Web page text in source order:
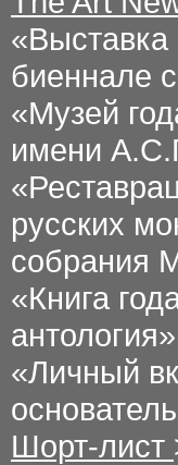
биеннале
«Музей
имени
русских
собрания
«Книга
«Личный
Шорт-лист